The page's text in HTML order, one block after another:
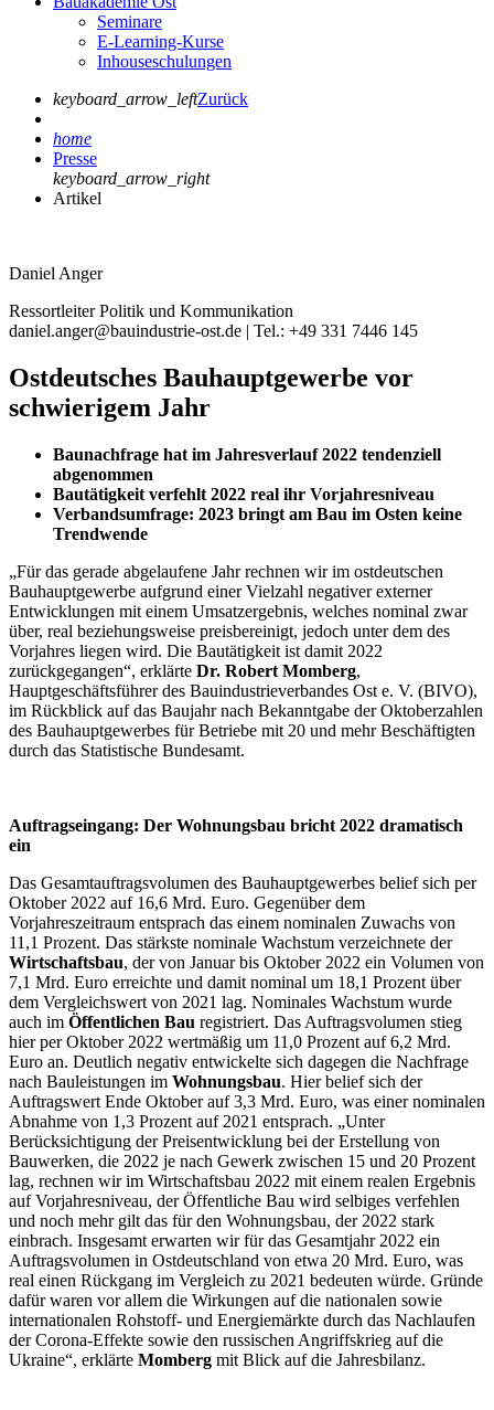
Seminare
E-Learning-Kurse
Inhouseschulungen
keyboard_arrow_leftZurück
home
Presse
keyboard_arrow_right
Artikel
Daniel Anger
Ressortleiter Politik und Kommunikation
daniel.anger@bauindustrie-ost.de | Tel.: +49 331 7446 145
Ostdeutsches Bauhauptgewerbe vor
schwierigem Jahr
Baunachfrage hat im Jahresverlauf 2022 tendenziell
abgenommen
Bautätigkeit verfehlt 2022 real ihr Vorjahresniveau
Verbandsumfrage: 2023 bringt am Bau im Osten keine
Trendwende
„Für das gerade abgelaufene Jahr rechnen wir im ostdeutschen
Bauhauptgewerbe aufgrund einer Vielzahl negativer externer
Entwicklungen mit einem Umsatzergebnis, welches nominal zwar
über, real beziehungsweise preisbereinigt, jedoch unter dem des
Vorjahres liegen wird. Die Bautätigkeit ist damit 2022
zurückgegangen“, erklärte Dr. Robert Momberg,
Hauptgeschäftsführer des Bauindustrieverbandes Ost e. V. (BIVO),
im Rückblick auf das Baujahr nach Bekanntgabe der Oktoberzahlen
des Bauhauptgewerbes für Betriebe mit 20 und mehr Beschäftigten
durch das Statistische Bundesamt.
Auftragseingang: Der Wohnungsbau bricht 2022 dramatisch
ein
Das Gesamtauftragsvolumen des Bauhauptgewerbes belief sich per
Oktober 2022 auf 16,6 Mrd. Euro. Gegenüber dem
Vorjahreszeitraum entsprach das einem nominalen Zuwachs von
11,1 Prozent. Das stärkste nominale Wachstum verzeichnete der
Wirtschaftsbau, der von Januar bis Oktober 2022 ein Volumen von
7,1 Mrd. Euro erreichte und damit nominal um 18,1 Prozent über
dem Vergleichswert von 2021 lag. Nominales Wachstum wurde
auch im Öffentlichen Bau registriert. Das Auftragsvolumen stieg
hier per Oktober 2022 wertmäßig um 11,0 Prozent auf 6,2 Mrd.
Euro an. Deutlich negativ entwickelte sich dagegen die Nachfrage
nach Bauleistungen im Wohnungsbau. Hier belief sich der
Auftragswert Ende Oktober auf 3,3 Mrd. Euro, was einer nominalen
Abnahme von 1,3 Prozent auf 2021 entsprach. „Unter
Berücksichtigung der Preisentwicklung bei der Erstellung von
Bauwerken, die 2022 je nach Gewerk zwischen 15 und 20 Prozent
lag, rechnen wir im Wirtschaftsbau 2022 mit einem realen Ergebnis
auf Vorjahresniveau, der Öffentliche Bau wird selbiges verfehlen
und noch mehr gilt das für den Wohnungsbau, der 2022 stark
einbrach. Insgesamt erwarten wir für das Gesamtjahr 2022 ein
Auftragsvolumen in Ostdeutschland von etwa 20 Mrd. Euro, was
real einen Rückgang im Vergleich zu 2021 bedeuten würde. Gründe
dafür waren vor allem die Wirkungen auf die nationalen sowie
internationalen Rohstoff- und Energiemärkte durch das Nachlaufen
der Corona-Effekte sowie den russischen Angriffskrieg auf die
Ukraine“, erklärte Momberg mit Blick auf die Jahresbilanz.